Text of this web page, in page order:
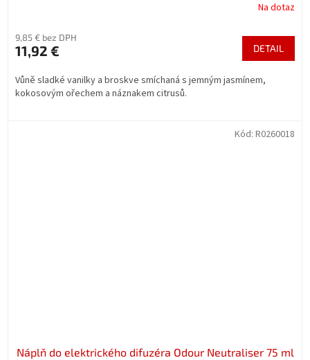
Na dotaz
9,85 € bez DPH
11,92 € DETAIL
Vůně sladké vanilky a broskve smíchaná s jemným jasmínem,
kokosovým ořechem a náznakem citrusů.
Náplň do elektrického difuzéra Odour Neutraliser 75 ml
Kód: R0260018